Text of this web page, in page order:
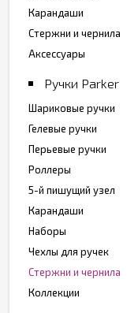
Карандаши
Стержни и чернила
Аксессуары
Ручки Parker
Шариковые ручки
Гелевые ручки
Перьевые ручки
Роллеры
5-й пишущий узел
Карандаши
Наборы
Чехлы для ручек
Стержни и чернила
Коллекции